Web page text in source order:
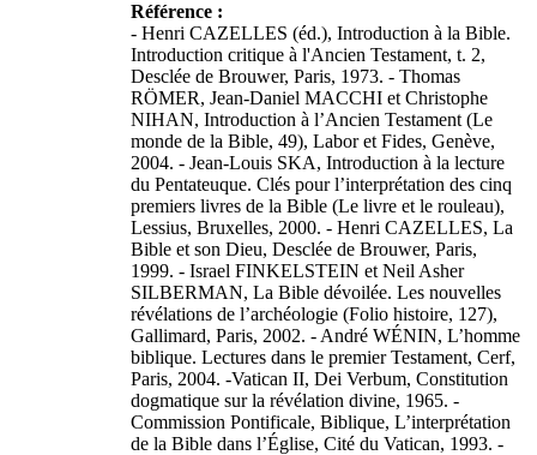
Référence :
- Henri CAZELLES (éd.), Introduction à la Bible.
Introduction critique à l'Ancien Testament, t. 2,
Desclée de Brouwer, Paris, 1973. - Thomas
RÖMER, Jean-Daniel MACCHI et Christophe
NIHAN, Introduction à l’Ancien Testament (Le
monde de la Bible, 49), Labor et Fides, Genève,
2004. - Jean-Louis SKA, Introduction à la lecture
du Pentateuque. Clés pour l’interprétation des cinq
premiers livres de la Bible (Le livre et le rouleau),
Lessius, Bruxelles, 2000. - Henri CAZELLES, La
Bible et son Dieu, Desclée de Brouwer, Paris,
1999. - Israel FINKELSTEIN et Neil Asher
SILBERMAN, La Bible dévoilée. Les nouvelles
révélations de l’archéologie (Folio histoire, 127),
Gallimard, Paris, 2002. - André WÉNIN, L’homme
biblique. Lectures dans le premier Testament, Cerf,
Paris, 2004. -Vatican II, Dei Verbum, Constitution
dogmatique sur la révélation divine, 1965. -
Commission Pontificale, Biblique, L’interprétation
de la Bible dans l’Église, Cité du Vatican, 1993. -